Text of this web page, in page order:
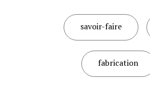
savoir-faire
fabrication